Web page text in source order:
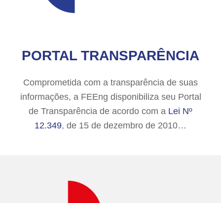
PORTAL TRANSPARÊNCIA
Comprometida com a transparência de suas
informações, a FEEng disponibiliza seu Portal
de Transparência de acordo com a Lei Nº
12.349, de 15 de dezembro de 2010…